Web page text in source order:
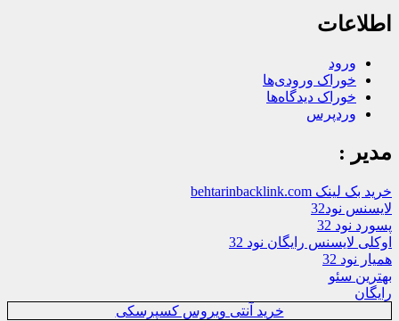
اطلاعات
ورود
خوراک ورودی‌ها
خوراک دیدگاه‌ها
وردپرس
مدیر :
خرید بک لینک behtarinbacklink.com
لایسنس نود32
پسورد نود 32
اوکلی لایسنس رایگان نود 32
همیار نود 32
بهترین سئو
رایگان
خرید آنتی ویروس کسپرسکی